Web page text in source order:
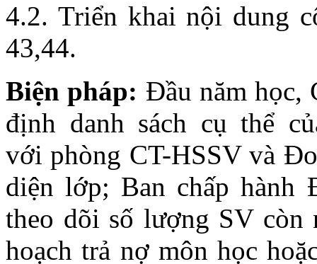
4.2. Triển khai nội dung
43,44.
Biện pháp: Đầu năm học,
định danh sách cụ thể
với phòng CT-HSSV và
diện lớp; Ban chấp
theo dõi số lượng SV
hoạch trả nợ môn học